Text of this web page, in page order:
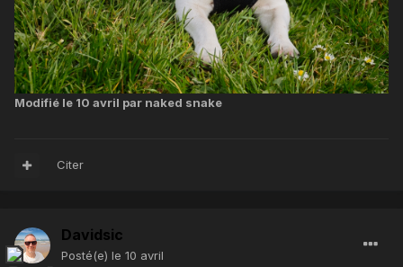
Modifié le 10 avril par naked snake
Citer
Davidsic
Posté(e) le 10 avril